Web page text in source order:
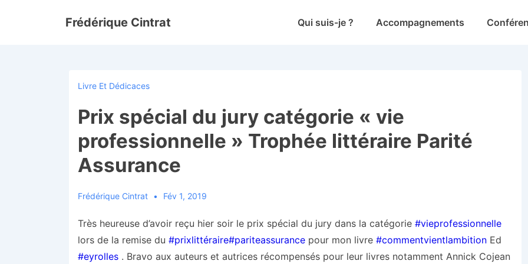
Frédérique Cintrat
MainQui suis-je ? Accompagnements
Livre Et Dédicaces
Prix spécial du jury catégorie « vie
professionnelle » Trophée littéraire Parité
Assurance
Frédérique Cintrat Fév 1, 2019
Très heureuse d’avoir reçu hier soir le prix spécial du jury dans la catégorie #vieprofessionnelle
lors de la remise du #prixlittéraire#pariteassurance pour mon livre #commentvientlambition Ed
#eyrolles . Bravo aux auteurs et autrices récompensés pour leur livres notamment Annick Cojean